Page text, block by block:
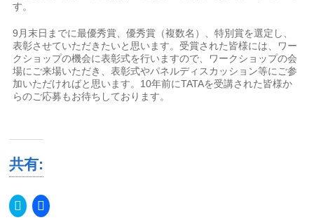
す。
9月末日までに最優秀賞、優秀賞（複数名）、特別賞を選定し、
表彰させていただきたいと思います。受賞された皆様には、ワー
クショップの機会に表彰式を行いますので、ワークショップの会
場にご来場いただき、表彰式やパネルディスカッション等にご参
加いただければと思います。10年前にTATAを受講された皆様か
らのご応募もお待ちしております。
共有:
ク
リ
Facebook
で